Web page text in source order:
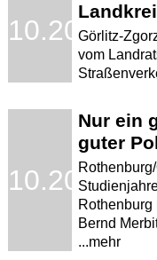
Görlitz-
vom
Nur ein
guter
Bernd
...mehr